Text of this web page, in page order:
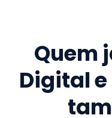
Quem
Digital